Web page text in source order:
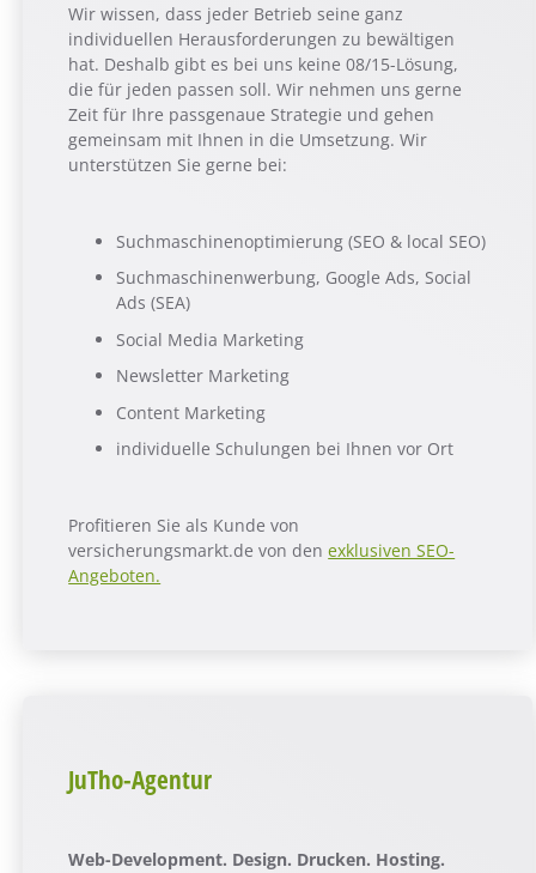
Wir wissen, dass jeder Betrieb seine ganz
individuellen Herausforderungen zu bewältigen
hat. Deshalb gibt es bei uns keine 08/15-Lösung,
die für jeden passen soll. Wir nehmen uns gerne
Zeit für Ihre passgenaue Strategie und gehen
gemeinsam mit Ihnen in die Umsetzung. Wir
unterstützen Sie gerne bei:
Suchmaschinenoptimierung (SEO & local SEO)
Suchmaschinenwerbung, Google Ads, Social
Ads (SEA)
Social Media Marketing
Newsletter Marketing
Content Marketing
individuelle Schulungen bei Ihnen vor Ort
Profitieren Sie als Kunde von
versicherungsmarkt.de von denexklusiven SEO-
Angeboten.
JuTho-Agentur
Web-Development. Design. Drucken. Hosting.